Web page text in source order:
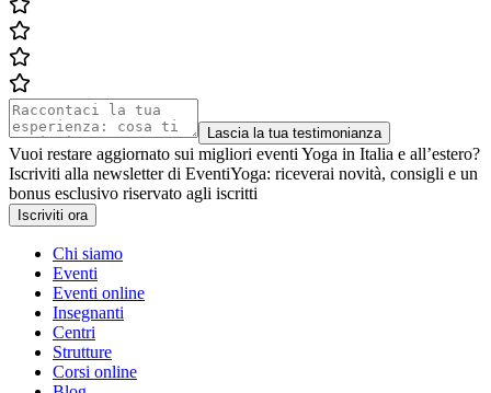
Lascia la tua testimonianza
Vuoi restare aggiornato sui migliori eventi Yoga in Italia e all’estero?
Iscriviti alla newsletter di EventiYoga: riceverai novità, consigli e un
bonus esclusivo riservato agli iscritti
Iscriviti ora
Chi siamo
Eventi
Eventi online
Insegnanti
Centri
Strutture
Corsi online